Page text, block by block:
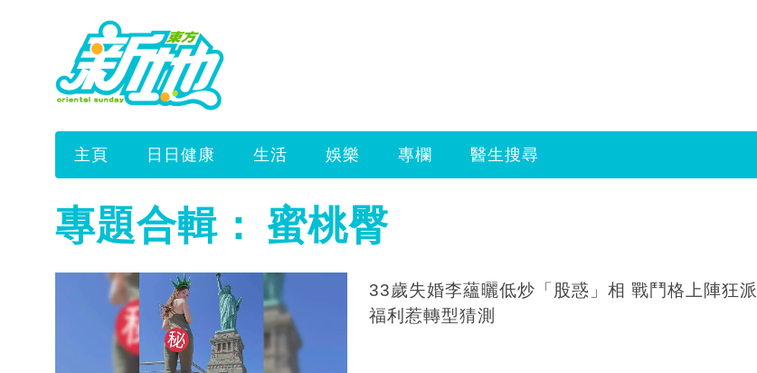
主頁 日日健康 生活 娛樂 專欄 醫生搜尋
專題合輯： 蜜桃臀
33歲失婚李蘊曬低炒「股惑」相 戰鬥格上陣狂派
福利惹轉型猜測